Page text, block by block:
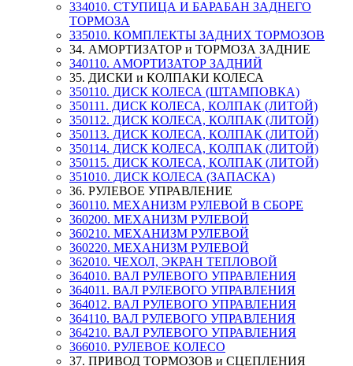
334010. СТУПИЦА И БАРАБАН ЗАДНЕГО
ТОРМОЗА
335010. КОМПЛЕКТЫ ЗАДНИХ ТОРМОЗОВ
34. АМОРТИЗАТОР и ТОРМОЗА ЗАДНИЕ
340110. АМОРТИЗАТОР ЗАДНИЙ
35. ДИСКИ и КОЛПАКИ КОЛЕСА
350110. ДИСК КОЛЕСА (ШТАМПОВКА)
350111. ДИСК КОЛЕСА, КОЛПАК (ЛИТОЙ)
350112. ДИСК КОЛЕСА, КОЛПАК (ЛИТОЙ)
350113. ДИСК КОЛЕСА, КОЛПАК (ЛИТОЙ)
350114. ДИСК КОЛЕСА, КОЛПАК (ЛИТОЙ)
350115. ДИСК КОЛЕСА, КОЛПАК (ЛИТОЙ)
351010. ДИСК КОЛЕСА (ЗАПАСКА)
36. РУЛЕВОЕ УПРАВЛЕНИЕ
360110. МЕХАНИЗМ РУЛЕВОЙ В СБОРЕ
360200. МЕХАНИЗМ РУЛЕВОЙ
360210. МЕХАНИЗМ РУЛЕВОЙ
360220. МЕХАНИЗМ РУЛЕВОЙ
362010. ЧЕХОЛ, ЭКРАН ТЕПЛОВОЙ
364010. ВАЛ РУЛЕВОГО УПРАВЛЕНИЯ
364011. ВАЛ РУЛЕВОГО УПРАВЛЕНИЯ
364012. ВАЛ РУЛЕВОГО УПРАВЛЕНИЯ
364110. ВАЛ РУЛЕВОГО УПРАВЛЕНИЯ
364210. ВАЛ РУЛЕВОГО УПРАВЛЕНИЯ
366010. РУЛЕВОЕ КОЛЕСО
37. ПРИВОД ТОРМОЗОВ и СЦЕПЛЕНИЯ